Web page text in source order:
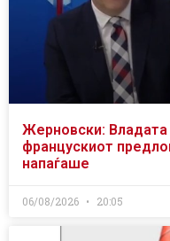
Жерновски: Владата
францускиот
напаѓаше
06/08/2026 20:05